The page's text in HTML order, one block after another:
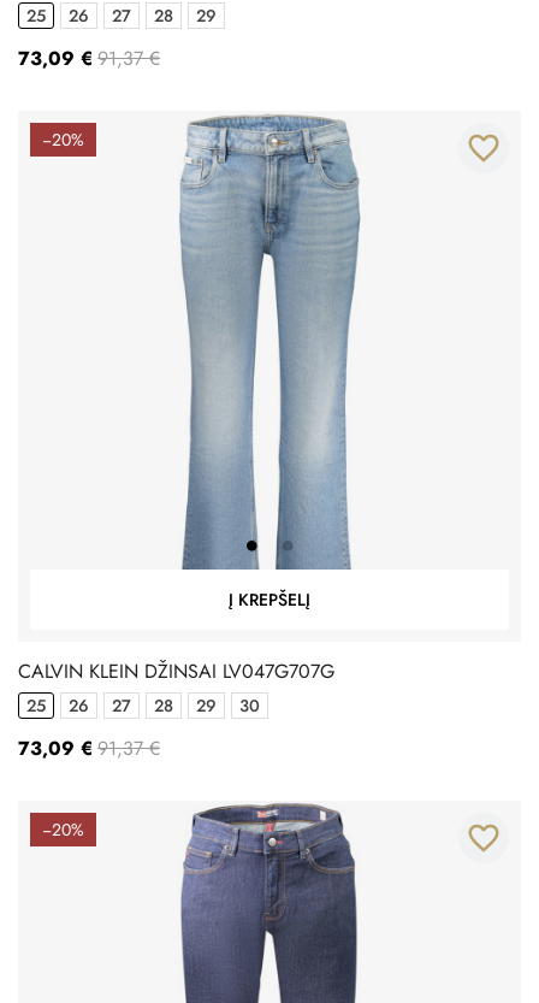
25 26 27 28 29
73,09 € 91,37 €
−20%
Į KREPŠELĮ
favorite_border
CALVIN KLEIN DŽINSAI LV047G707G
25 26 27 28 29 30
73,09 € 91,37 €
−20% favorite_border